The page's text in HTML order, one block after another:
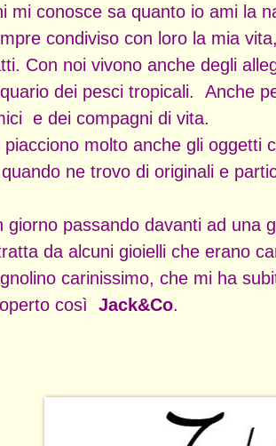
mi conosce sa quanto io ami la
condiviso con loro la mia
Con noi vivono anche degli
dei pesci tropicali. Anche
e dei compagni di vita.
piacciono molto anche gli oggetti
ne trovo di originali e
giorno passando davanti ad una
da alcuni gioielli che erano
carinissimo, che mi ha
così
Jack&Co.